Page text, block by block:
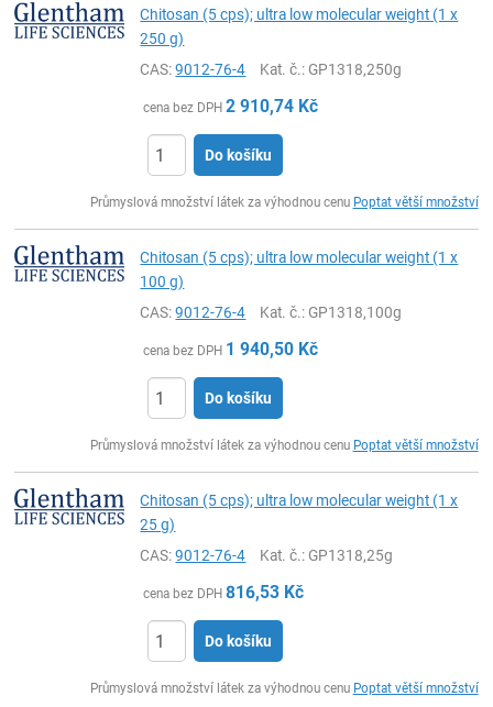
Chitosan (5 cps); ultra low molecular weight (1 x
250 g)
CAS:9012-76-4 Kat. č.: GP1318,250g
cena bez DPH 2 910,74 Kč
Do košíku
Průmyslová množství látek za výhodnou cenu Poptat větší množství
Chitosan (5 cps); ultra low molecular weight (1 x
100 g)
CAS:9012-76-4 Kat. č.: GP1318,100g
cena bez DPH 1 940,50 Kč
Do košíku
Průmyslová množství látek za výhodnou cenu Poptat větší množství
Chitosan (5 cps); ultra low molecular weight (1 x
25 g)
CAS:9012-76-4 Kat. č.: GP1318,25g
cena bez DPH 816,53 Kč
Do košíku
Průmyslová množství látek za výhodnou cenu Poptat větší množství